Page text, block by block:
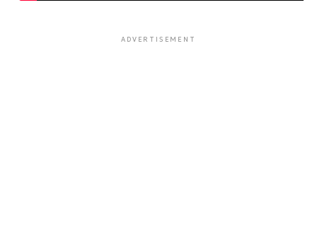
ADVERTISEMENT